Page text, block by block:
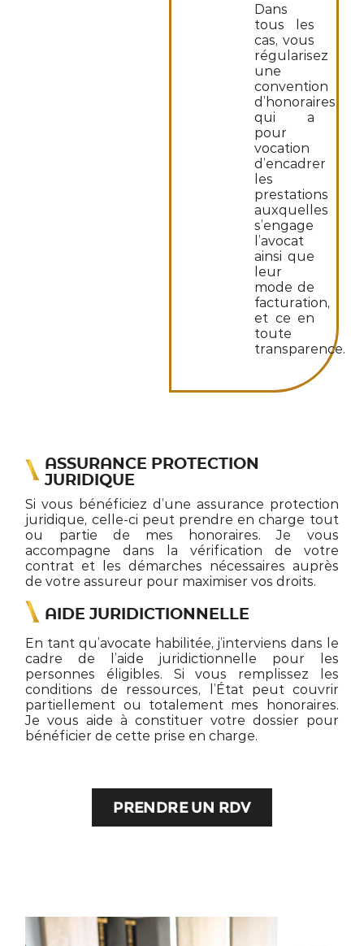
Dans
tous les
cas, vous
régularisez
une
convention
d’honoraires
qui a
pour
vocation
d’encadrer
les
prestations
auxquelles
s’engage
l’avocat
ainsi que
leur
mode de
facturation,
et ce en
toute
transparence.
ASSURANCE PROTECTION
JURIDIQUE
Si vous bénéficiez d’une assurance protection
juridique, celle-ci peut prendre en charge tout
ou partie de mes honoraires. Je vous
accompagne dans la vérification de votre
contrat et les démarches nécessaires auprès
de votre assureur pour maximiser vos droits.
AIDE JURIDICTIONNELLE
En tant qu’avocate habilitée, j’interviens dans le
cadre de l’aide juridictionnelle pour les
personnes éligibles. Si vous remplissez les
conditions de ressources, l’État peut couvrir
partiellement ou totalement mes honoraires.
Je vous aide à constituer votre dossier pour
bénéficier de cette prise en charge.
PRENDRE UN RDV